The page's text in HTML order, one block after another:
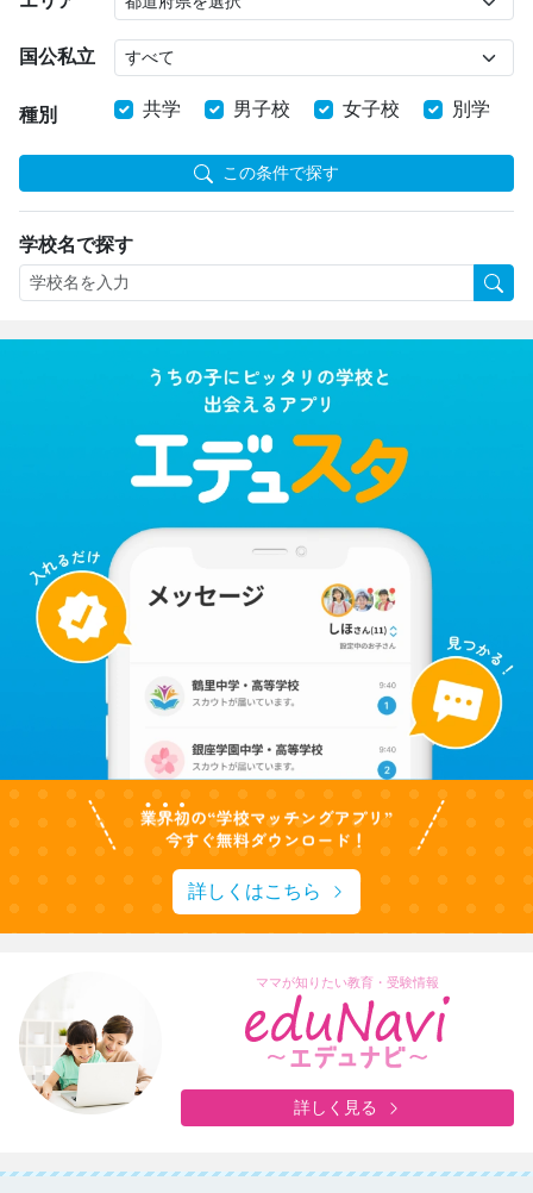
国公私立
種別 共学 男子校 女子校 別学
この条件で探す
学校名で探す
詳しくはこちら
ママが知りたい教育・受験情報
詳しく見る